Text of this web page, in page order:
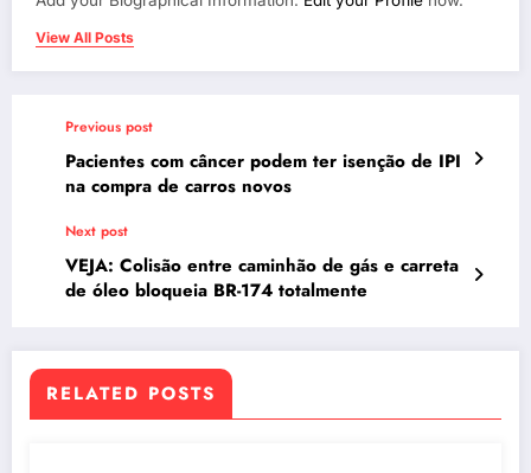
View All Posts
Previous post
Pacientes com câncer podem ter isenção de IPI
na compra de carros novos
Next post
VEJA: Colisão entre caminhão de gás e carreta
de óleo bloqueia BR-174 totalmente
RELATED POSTS